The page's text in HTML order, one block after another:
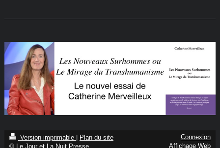
Version imprimable | Plan du site
© Le Jour et La Nuit Presse
Connexion
Affichage Web